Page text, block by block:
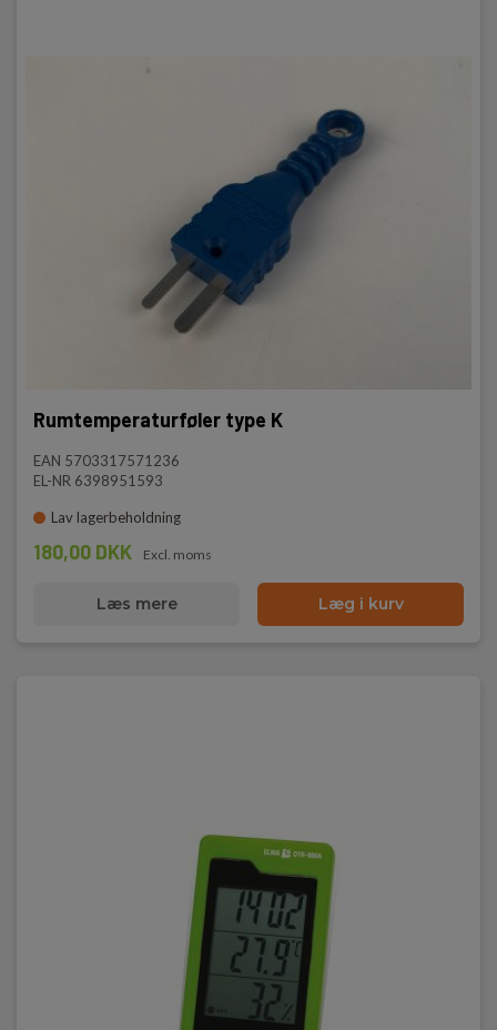
Rumtemperaturføler type K
EAN 5703317571236
EL-NR 6398951593
Lav lagerbeholdning
180,00 DKK Excl. moms
Læs mere Læg i kurv